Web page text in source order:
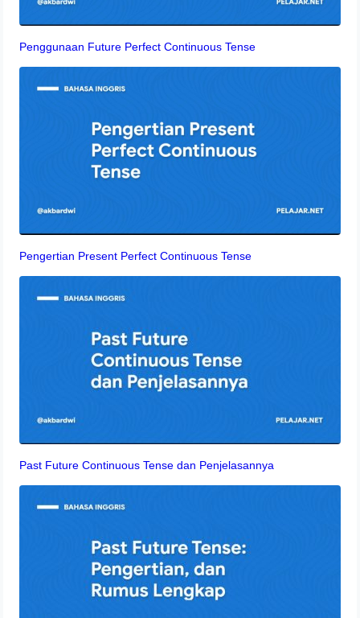
Penggunaan Future Perfect Continuous Tense
Pengertian Present Perfect Continuous Tense
Past Future Continuous Tense dan Penjelasannya